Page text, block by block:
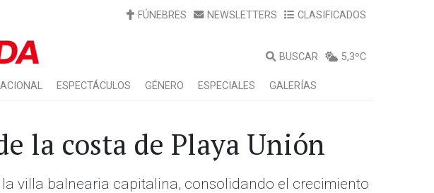
FÚNEBRES NEWSLETTERS CLASIFICADOS
BUSCAR 5,3ºC
ESPECTÁCULOS GÉNERO ESPECIALES GALERÍAS
la costa de Playa Unión
villa balnearia capitalina, consolidando el crecimiento